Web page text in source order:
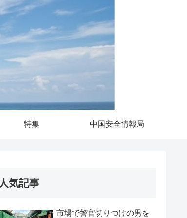
特集 中国安全情報局
人気記事
市場で警官切りつけの男を